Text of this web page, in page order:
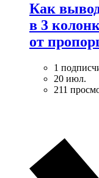
Как
в 3
от
1
20 июл.
211